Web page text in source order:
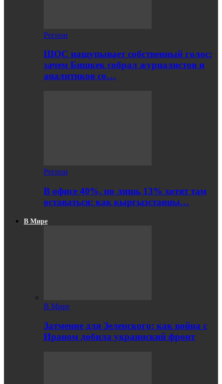
Регион
ШОС нащупывает собственный голос:
зачем Бишкек собрал журналистов и
аналитиков со…
Регион
В офисе 40%, но лишь 13% хотят там
оставаться: как кыргызстанцы…
В Мире
В Мире
Затмение для Зеленского: как война с
Ираном добила украинский фронт